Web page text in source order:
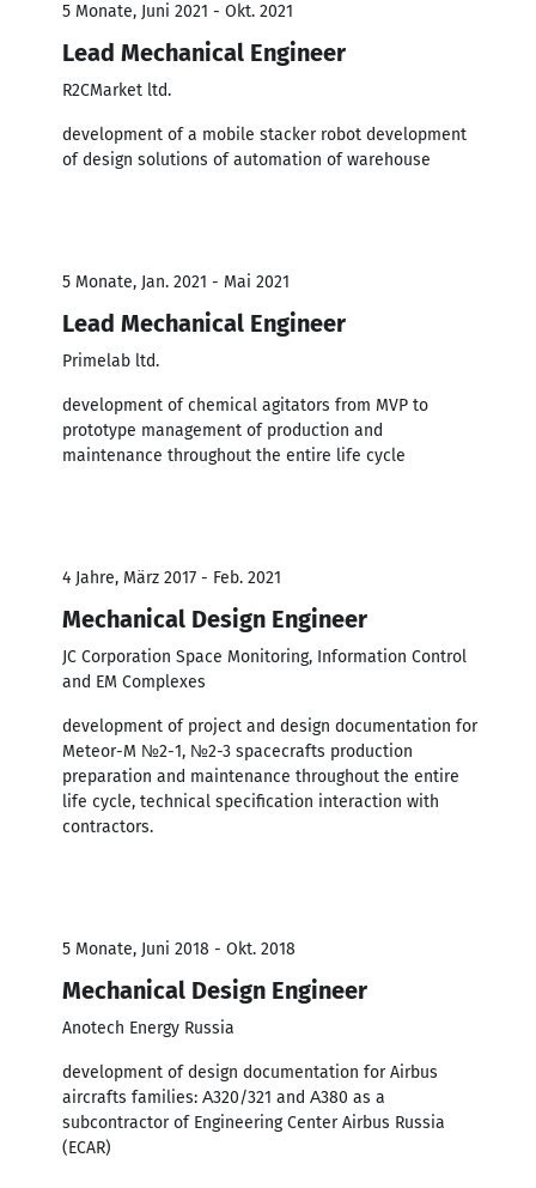
5 Monate, Juni 2021 - Okt. 2021
Lead Mechanical Engineer
R2CMarket ltd.
development of a mobile stacker robot development
of design solutions of automation of warehouse
5 Monate, Jan. 2021 - Mai 2021
Lead Mechanical Engineer
Primelab ltd.
development of chemical agitators from MVP to
prototype management of production and
maintenance throughout the entire life cycle
4 Jahre, März 2017 - Feb. 2021
Mechanical Design Engineer
JC Corporation Space Monitoring, Information Control
and EM Complexes
development of project and design documentation for
Meteor-M №2-1, №2-3 spacecrafts production
preparation and maintenance throughout the entire
life cycle, technical specification interaction with
contractors.
5 Monate, Juni 2018 - Okt. 2018
Mechanical Design Engineer
Anotech Energy Russia
development of design documentation for Airbus
aircrafts families: А320/321 and А380 as a
subcontractor of Engineering Center Airbus Russia
(ECAR)